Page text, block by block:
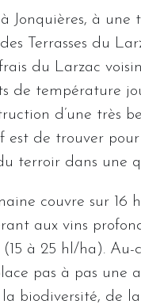
Jonquières, à
Terrasses du
du Larzac
de température
d’une très
est de trouver
terroir dans une
couvre sur 16
aux vins
à 25 hl/ha).
pas à pas
biodiversité, de